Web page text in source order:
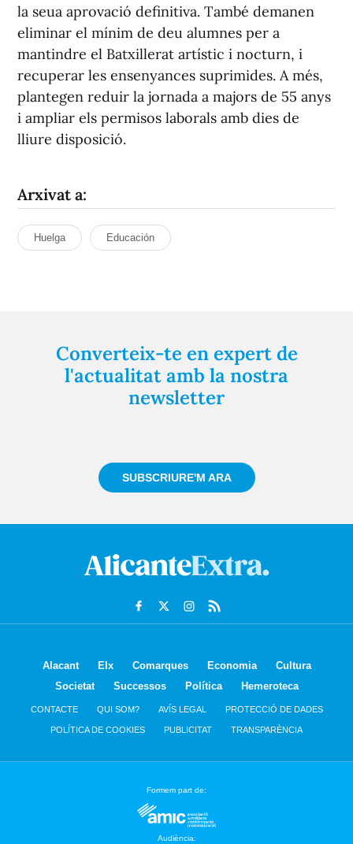
la seua aprovació definitiva. També demanen
eliminar el mínim de deu alumnes per a
mantindre el Batxillerat artístic i nocturn, i
recuperar les ensenyances suprimides. A més,
plantegen reduir la jornada a majors de 55 anys
i ampliar els permisos laborals amb dies de
lliure disposició.
Arxivat a:
Huelga Educación
Converteix-te en expert de
l'actualitat amb la nostra
newsletter
SUBSCRIURE'M ARA
Alacant Elx Comarques Economia
Cultura
Societat
Successos Política Hemeroteca
CONTACTE QUI SOM? AVÍS LEGAL PROTECCIÓ DE DADES
POLÍTICA DE COOKIES PUBLICITAT TRANSPARÈNCIA
Formem part de:
Audiència: